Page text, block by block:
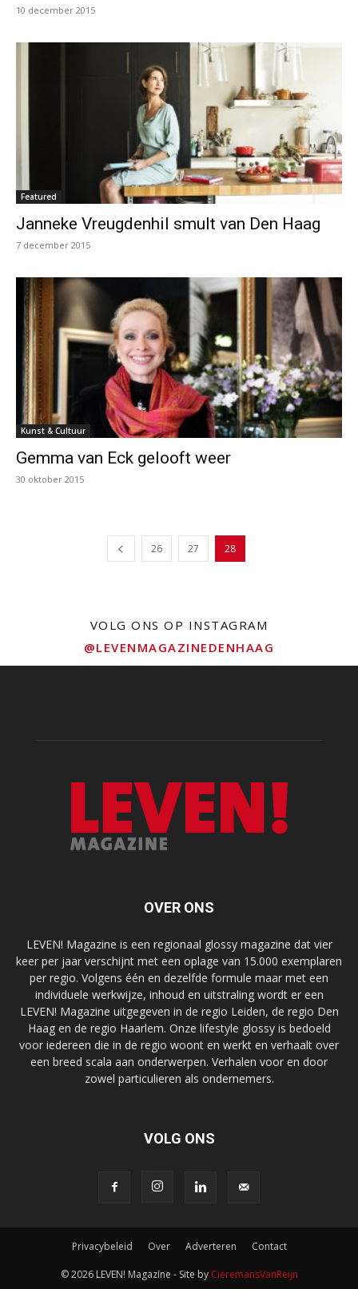
10 december 2015
Featured
Janneke Vreugdenhil smult van Den Haag
7 december 2015
Kunst & Cultuur
Gemma van Eck gelooft weer
30 oktober 2015
26 27 28
VOLG ONS OP INSTAGRAM
@LEVENMAGAZINEDENHAAG
OVER ONS
LEVEN! Magazine is een regionaal glossy magazine dat vier
keer per jaar verschijnt met een oplage van 15.000 exemplaren
per regio. Volgens één en dezelfde formule maar met een
individuele werkwijze, inhoud en uitstraling wordt er een
LEVEN! Magazine uitgegeven in de regio Leiden, de regio Den
Haag en de regio Haarlem. Onze lifestyle glossy is bedoeld
voor iedereen die in de regio woont en werkt en verhaalt over
een breed scala aan onderwerpen. Verhalen voor en door
zowel particulieren als ondernemers.
VOLG ONS
Privacybeleid Over Adverteren Contact
© 2026 LEVEN! Magazine - Site by CieremansVanReijn